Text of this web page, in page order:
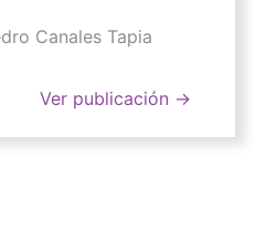
Canales Tapia
Ver publicación →